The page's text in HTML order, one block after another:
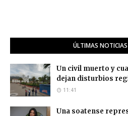
ÚLTIMAS
Un civil muerto y
dejan disturbios
11:41
Una soatense